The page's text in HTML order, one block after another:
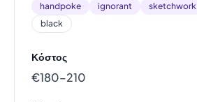
handpoke ignorant sketchwork
black
Κόστος
€180–210